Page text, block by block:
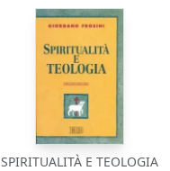
SPIRITUALITÀ E TEOLOGIA